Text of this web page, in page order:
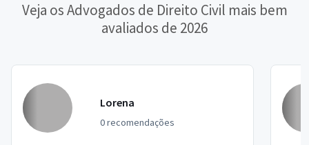
Veja os Advogados de Direito Civil mais bem
avaliados de 2026
Lorena
0 recomendações